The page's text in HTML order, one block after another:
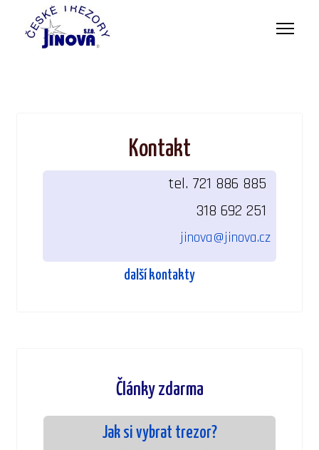
Kontakt
tel. 721 886 885
318 692 251
jinova@jinova.cz
další kontakty
Články zdarma
Jak si vybrat trezor?